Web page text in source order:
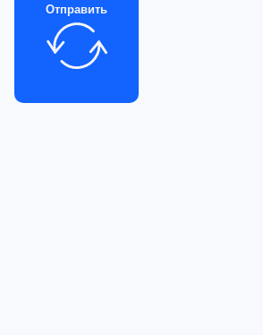
Отправить